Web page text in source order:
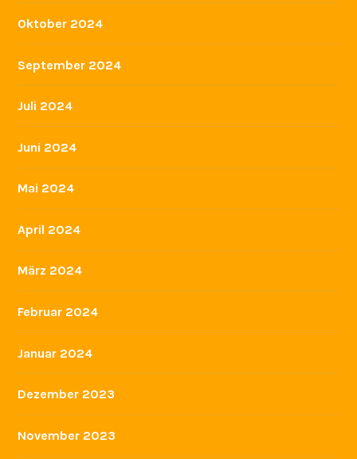
Oktober 2024
September 2024
Juli 2024
Juni 2024
Mai 2024
April 2024
März 2024
Februar 2024
Januar 2024
Dezember 2023
November 2023